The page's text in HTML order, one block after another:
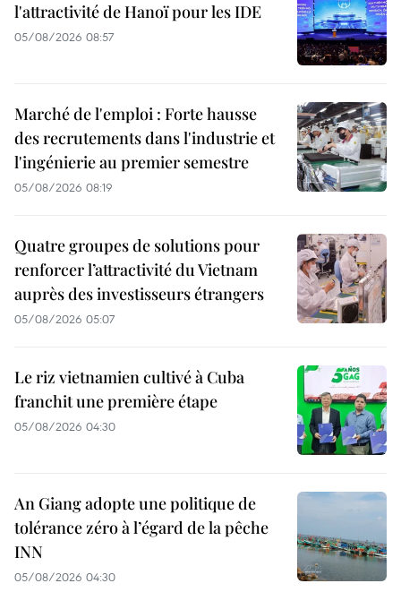
l'attractivité de Hanoï pour les IDE
05/08/2026 08:57
Marché de l'emploi : Forte hausse
des recrutements dans l'industrie et
l'ingénierie au premier semestre
05/08/2026 08:19
Quatre groupes de solutions pour
renforcer l’attractivité du Vietnam
auprès des investisseurs étrangers
05/08/2026 05:07
Le riz vietnamien cultivé à Cuba
franchit une première étape
05/08/2026 04:30
An Giang adopte une politique de
tolérance zéro à l’égard de la pêche
INN
05/08/2026 04:30